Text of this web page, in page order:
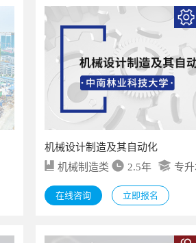
机械设计制造及其自动化
机械制造类
2.5年 专
在线咨询 立即报名